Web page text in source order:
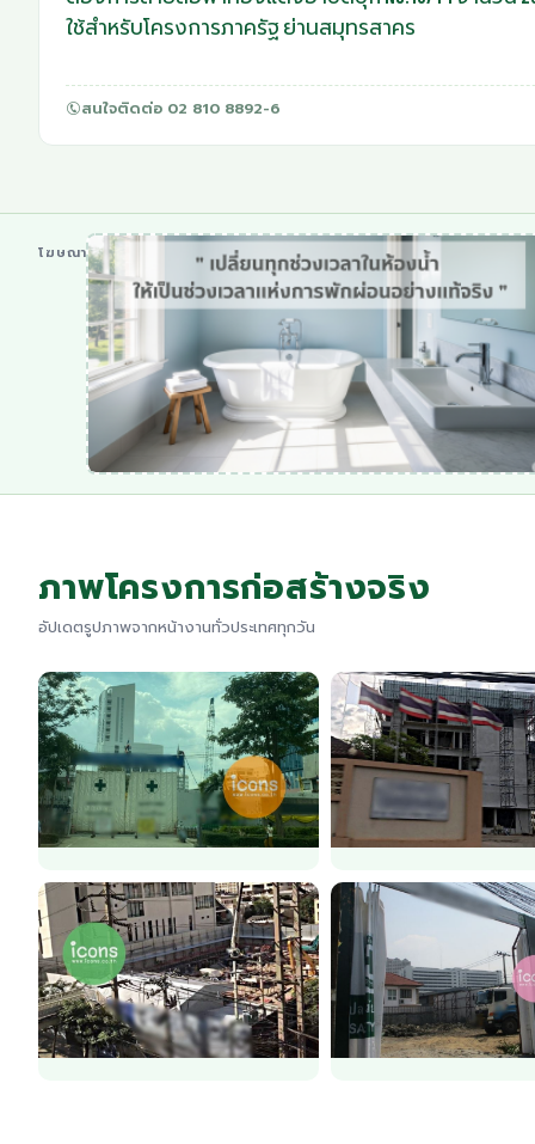
ใช้สำหรับโครงการภาครัฐ ย่านสมุทรสาคร
สนใจติดต่อ 02 810 8892-6
โฆษณา
ภาพโครงการก่อสร้างจริง
อัปเดตรูปภาพจากหน้างานทั่วประเทศทุกวัน